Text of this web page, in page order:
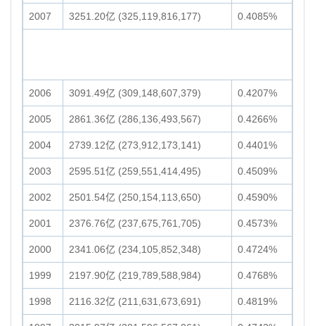
2007 3251.20亿 (325,119,816,177) 0.4085%
2006 3091.49亿 (309,148,607,379) 0.4207%
2005 2861.36亿 (286,136,493,567) 0.4266%
2004 2739.12亿 (273,912,173,141) 0.4401%
2003 2595.51亿 (259,551,414,495) 0.4509%
2002 2501.54亿 (250,154,113,650) 0.4590%
2001 2376.76亿 (237,675,761,705) 0.4573%
2000 2341.06亿 (234,105,852,348) 0.4724%
1999 2197.90亿 (219,789,588,984) 0.4768%
1998 2116.32亿 (211,631,673,691) 0.4819%